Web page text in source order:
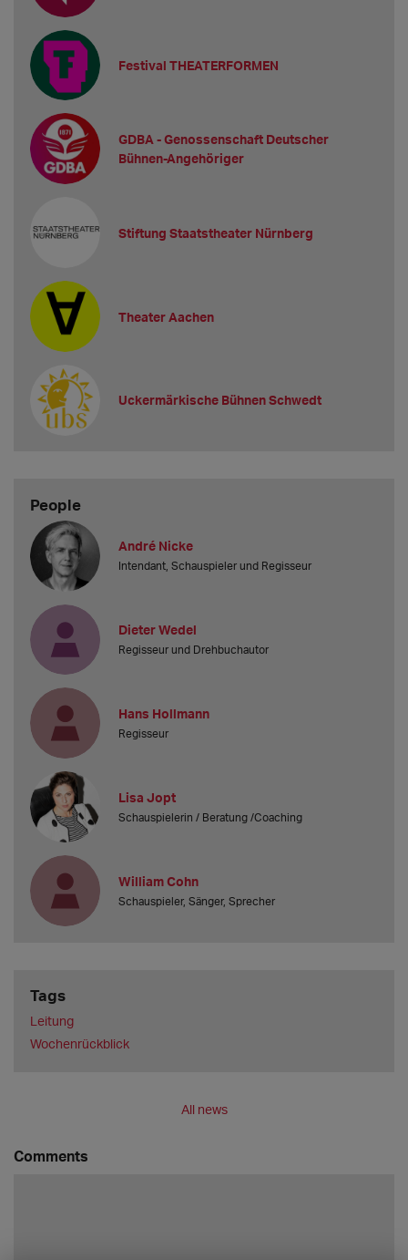
Festival THEATERFORMEN
GDBA - Genossenschaft Deutscher
Bühnen-Angehöriger
Stiftung Staatstheater Nürnberg
Theater Aachen
Uckermärkische Bühnen Schwedt
People
André Nicke
Intendant, Schauspieler und Regisseur
Dieter Wedel
Regisseur und Drehbuchautor
Hans Hollmann
Regisseur
Lisa Jopt
Schauspielerin / Beratung /Coaching
William Cohn
Schauspieler, Sänger, Sprecher
Tags
Leitung
Wochenrückblick
All news
Comments